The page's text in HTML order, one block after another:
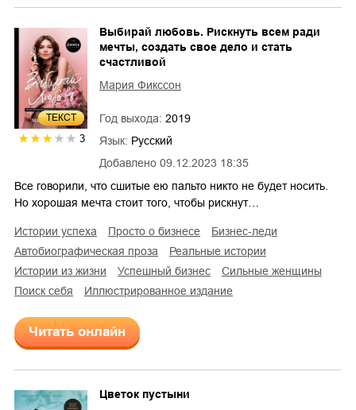
ТЕКСТ
3
Добавлено 09.12.2023 18:35
Выбирай любовь. Рискнуть всем ради
мечты, создать свое дело и стать
счастливой
Мария Фикссон
Год выхода: 2019
Язык: Русский
Все говорили, что сшитые ею пальто никто не будет носить.
Но хорошая мечта стоит того, чтобы рискнут…
истории успеха просто о бизнесе
бизнес-леди
автобиографическая проза
реальные истории
истории из жизни
успешный бизнес
сильные женщины
поиск себя
иллюстрированное издание
Читать онлайн
Цветок пустыни